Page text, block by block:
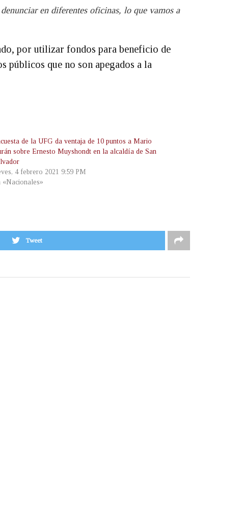
en diferentes oficinas, lo que vamos a
por utilizar fondos para beneficio de
públicos que no son apegados a la
de la UFG da ventaja de 10 puntos a Mario
sobre Ernesto Muyshondt en la alcaldía de San
4 febrero 2021 9:59 PM
«Nacionales»
Tweet